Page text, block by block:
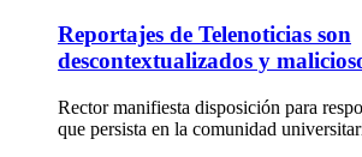
Reportajes de Telenoticias son
descontextualizados y
Rector manifiesta disposición para
que persista en la comunidad